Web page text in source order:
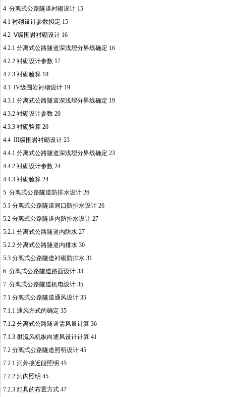
4 分离式公路隧道衬砌设计 15
4.1 衬砌设计参数拟定 15
4.2 Ⅴ级围岩衬砌设计 16
4.2.1 分离式公路隧道深浅埋分界线确定 16
4.2.2 衬砌设计参数 17
4.2.3 衬砌验算 18
4.3 IV级围岩衬砌设计 19
4.3.1 分离式公路隧道深浅埋分界线确定 19
4.3.2 衬砌设计参数 20
4.3.3 衬砌验算 20
4.4 III级围岩衬砌设计 23
4.4.1 分离式公路隧道深浅埋分界线确定 23
4.4.2 衬砌设计参数 24
4.4.3 衬砌验算 24
5 分离式公路隧道防排水设计 26
5.1 分离式公路隧道洞口防排水设计 26
5.2 分离式公路隧道内防排水设计 27
5.2.1 分离式公路隧道内防水 27
5.2.2 分离式公路隧道内排水 30
5.3 分离式公路隧道衬砌防排水 31
6 分离式公路隧道路面设计 33
7 分离式公路隧道机电设计 35
7.1 分离式公路隧道通风设计 35
7.1.1 通风方式的确定 35
7.1.2 分离式公路隧道需风量计算 36
7.1.3 射流风机纵向通风设计计算 41
7.2 分离式公路隧道照明设计 45
7.2.1 洞外接近段照明 45
7.2.2 洞内照明 45
7.2.3 灯具的布置方式 47